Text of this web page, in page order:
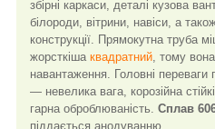
збірні каркаси, деталі кузова
білороди, вітрини, навіси, а
конструкції. Прямокутна труба
жорсткіша квадратний , тому
навантаження. Головні
— невелика вага, корозійна
гарна оброблюваність. Сплав
піддається анодуванню.